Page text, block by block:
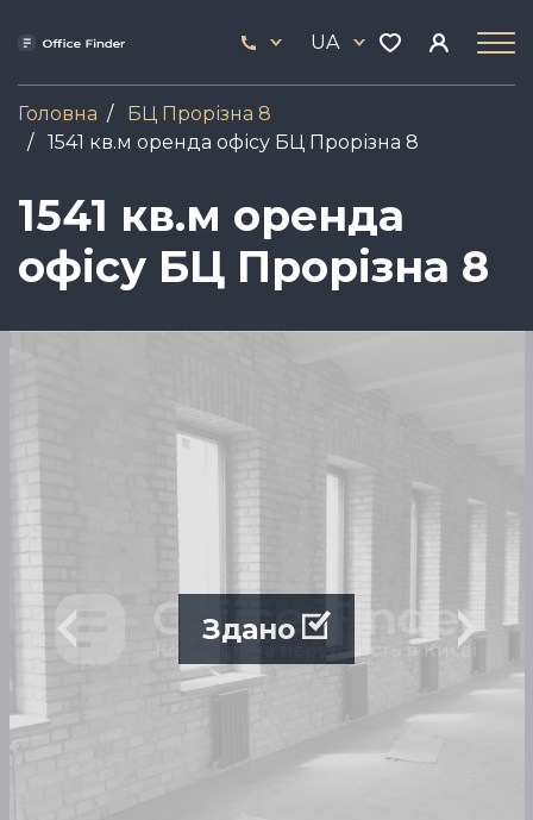
17
UA
Головна
БЦ Прорізна 8
1541 кв.м оренда офісу БЦ Прорізна 8
1541 кв.м оренда
офісу БЦ Прорізна 8
Здано